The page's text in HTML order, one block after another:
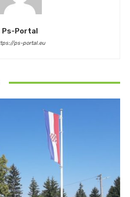
Ps-Portal
ps-portal.eu